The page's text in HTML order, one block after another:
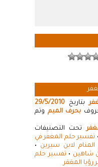
بتاريخ 29/5/2010
بحرف الميم وتم
تحت التصنيفات
تفسير حلم المغفر في
لابن سيرين •
شاهين • تفسير حلم
رؤيا المغفر